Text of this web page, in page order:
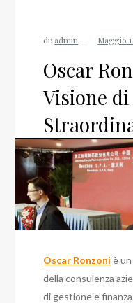
di: admin
Oscar
Visione
Oscar Ronzoni è
della consulenza
di gestione e